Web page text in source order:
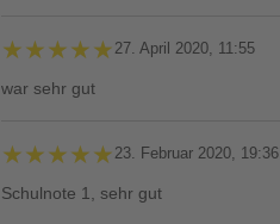
★★★★★
★★★★★ 27. April 2020, 11:55
war sehr gut
★★★★★
★★★★★ 23. Februar 2020, 19:36
Schulnote 1, sehr gut